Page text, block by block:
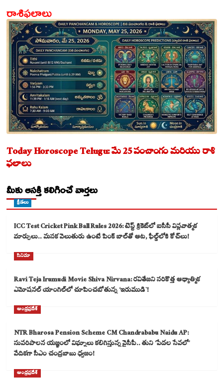
రాశిఫలాలు
Today Horoscope Telugu: మే 25 పంచాంగం మరియు రాశి
ఫలాలు
మీకు ఆసక్తి కలిగించే వార్తలు
క్రీడలు
ICC Test Cricket Pink Ball Rules 2026: టెస్ట్ క్రికెట్‌లో ఐసీసీ విప్లవాత్మక
మార్పులు.. మసక వెలుతురు ఉంటే పింక్ బాల్‌తో ఆట, ఫీల్డ్‌లోకి కోచ్‌లు!
సినిమా
Ravi Teja Irumudi Movie Shiva Nirvana: రవితేజని సరికొత్త ఆధ్యాత్మిక
ఎమోషనల్ యాంగిల్‌లో చూపించబోతున్న ‘ఇరుముడి`!
ఆంధ్రప్రదేశ్
NTR Bharosa Pension Scheme CM Chandrababu Naidu AP:
సుపరిపాలన యజ్ఞంలో విఘ్నాలు కలిగిస్తున్న వైసీపీ.. తుని ‘పేదల సేవలో’
వేదికగా సీఎం చంద్రబాబు ధ్వజం!
ఆంధ్రప్రదేశ్